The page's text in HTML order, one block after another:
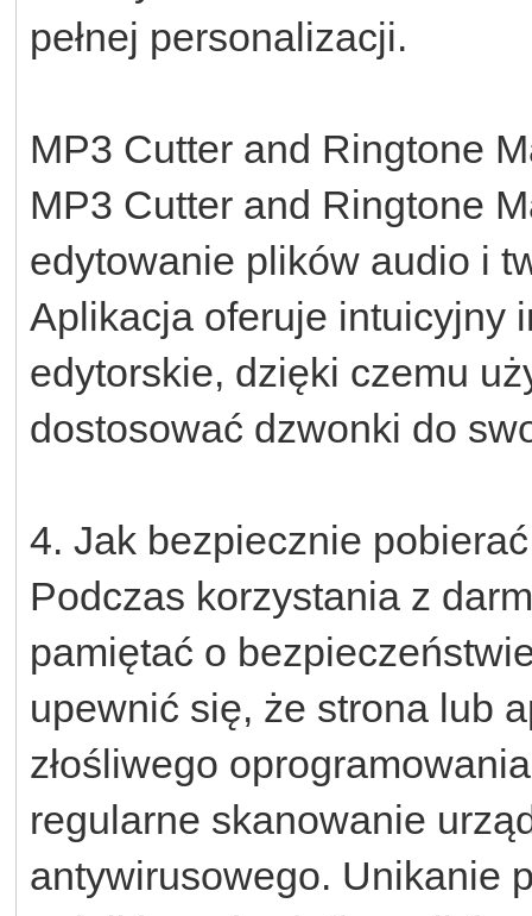
pełnej personalizacji.
MP3 Cutter and Ringtone
MP3 Cutter and Ringtone
edytowanie plików audio i
Aplikacja oferuje intuicyjny
edytorskie, dzięki czemu
dostosować dzwonki do
4. Jak bezpiecznie
Podczas korzystania z
pamiętać o
upewnić się, że strona lub
złośliwego
regularne skanowanie
antywirusowego. Unikanie